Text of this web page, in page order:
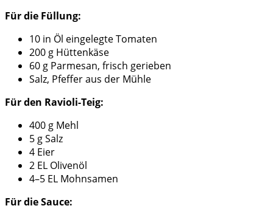
Für die Füllung:
10 in Öl eingelegte Tomaten
200 g Hüttenkäse
60 g Parmesan, frisch gerieben
Salz, Pfeffer aus der Mühle
Für den Ravioli-Teig:
400 g Mehl
5 g Salz
4 Eier
2 EL Olivenöl
4–5 EL Mohnsamen
Für die Sauce: